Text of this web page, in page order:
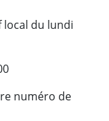
local du lundi
numéro de